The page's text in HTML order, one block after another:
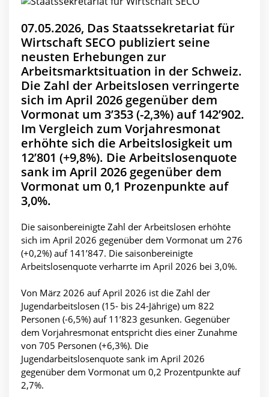
07.05.2026, Das Staatssekretariat für
Wirtschaft SECO publiziert seine
neusten Erhebungen zur
Arbeitsmarktsituation in der Schweiz.
Die Zahl der Arbeitslosen verringerte
sich im April 2026 gegenüber dem
Vormonat um 3’353 (-2,3%) auf 142’902.
Im Vergleich zum Vorjahresmonat
erhöhte sich die Arbeitslosigkeit um
12’801 (+9,8%). Die Arbeitslosenquote
sank im April 2026 gegenüber dem
Vormonat um 0,1 Prozenpunkte auf
3,0%.
Die saisonbereinigte Zahl der Arbeitslosen erhöhte
sich im April 2026 gegenüber dem Vormonat um 276
(+0,2%) auf 141’847. Die saisonbereinigte
Arbeitslosenquote verharrte im April 2026 bei 3,0%.
Von März 2026 auf April 2026 ist die Zahl der
Jugendarbeitslosen (15- bis 24-Jährige) um 822
Personen (-6,5%) auf 11’823 gesunken. Gegenüber
dem Vorjahresmonat entspricht dies einer Zunahme
von 705 Personen (+6,3%). Die
Jugendarbeitslosenquote sank im April 2026
gegenüber dem Vormonat um 0,2 Prozentpunkte auf
2,7%.